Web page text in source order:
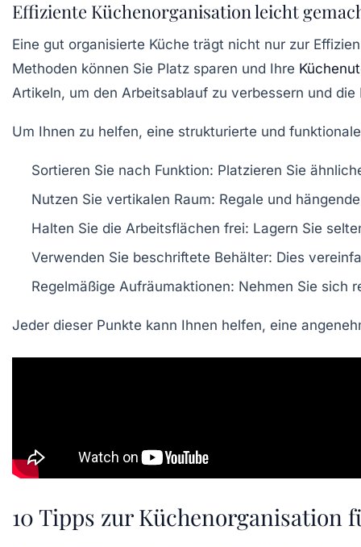
Effiziente Küchenorganisation leicht
Eine gut organisierte Küche trägt nicht nur zur
Methoden können Sie Platz sparen und Ihre
Artikeln, um den Arbeitsablauf zu verbessern und
Um Ihnen zu helfen, eine strukturierte und
Sortieren Sie nach Funktion: Platzieren Sie
Nutzen Sie vertikalen Raum: Regale und
Halten Sie die Arbeitsflächen frei: Lagern Sie
Verwenden Sie beschriftete Behälter: Dies
Regelmäßige Aufräumaktionen: Nehmen Sie sich
Jeder dieser Punkte kann Ihnen helfen, eine
10 Tipps zur Küchenorganisation